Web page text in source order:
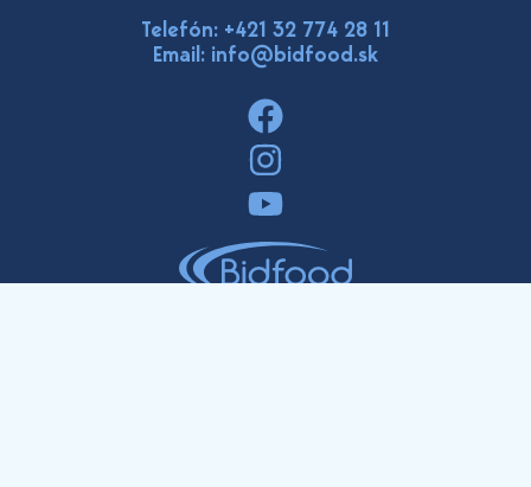
Telefón: +421 32 774 28 11
Email: info@bidfood.sk